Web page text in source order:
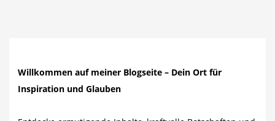
Willkommen auf meiner Blogseite – Dein Ort für
Inspiration und Glauben